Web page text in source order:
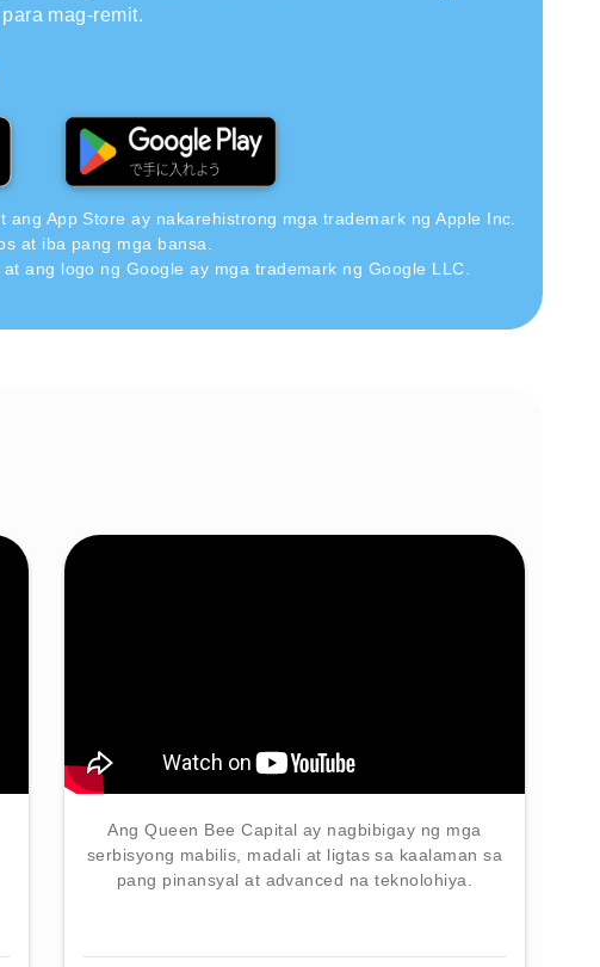
mag-remit.
ang App Store ay nakarehistrong mga trademark ng Apple Inc.
at iba pang mga bansa.
ang logo ng Google ay mga trademark ng Google LLC.
Ang Queen Bee Capital ay nagbibigay ng mga
serbisyong mabilis, madali at ligtas sa kaalaman sa
pang pinansyal at advanced na teknolohiya.